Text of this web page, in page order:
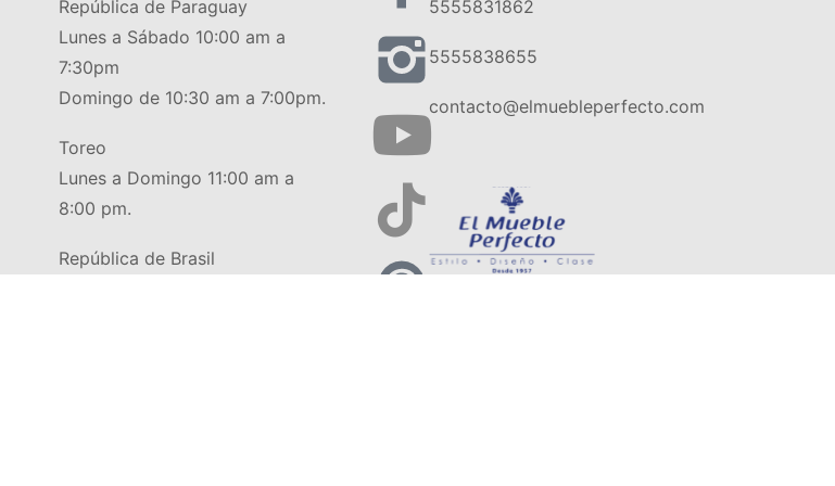
República de Paraguay
Lunes a Sábado 10:00 am a
7:30pm
Domingo de 10:30 am a 7:00pm.
Toreo
Lunes a Domingo 11:00 am a
8:00 pm.
República de Brasil
5555831862
5555838655
contacto@elmuebleperfecto.com